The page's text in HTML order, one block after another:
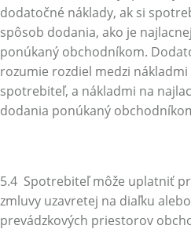
dodatočné náklady, ak si
spôsob dodania, ako je
ponúkaný obchodníkom.
rozumie rozdiel medzi
spotrebiteľ, a nákladmi na
dodania ponúkaný
5.4 Spotrebiteľ môže uplatniť
zmluvy uzavretej na diaľku
prevádzkových priestorov